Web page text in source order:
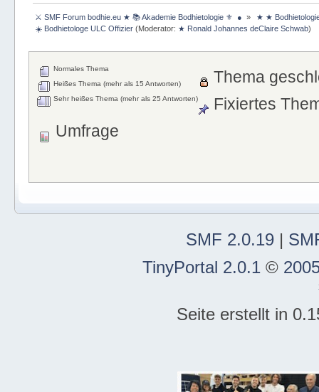
⚔ SMF Forum bodhie.eu ★ 📚 Akademie Bodhietologie ⚜  ● »
★ ★
☀️ Bodhietologe ULC Offizier(Moderator: ★ Ronald Johannes deClaire Schwab)
Normales Thema
Heißes Thema (mehr als 15 Antworten)
Sehr heißes Thema (mehr als 25 Antworten)
Thema
Fixiertes
Umfrage
SMF 2.0.19|
TinyPortal 2.0.1©
Seite erstellt in